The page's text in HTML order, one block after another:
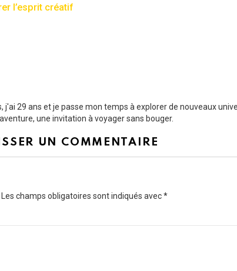
l’esprit créatif
j'ai 29 ans et je passe mon temps à explorer de nouveaux
une invitation à voyager sans bouger.
UN COMMENTAIRE
Les champs obligatoires sont indiqués avec*